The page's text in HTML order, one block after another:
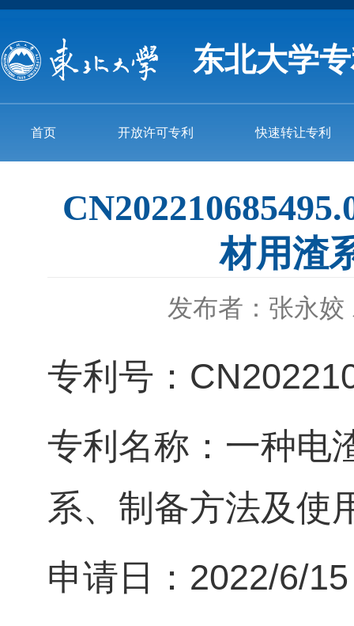
东北大学
首页 开放许可专利 快速转让专利
材用渣
发布者：张永姣
专利号：
专利名称：一种电
系、制备方法及使
申请日：2022/6/15